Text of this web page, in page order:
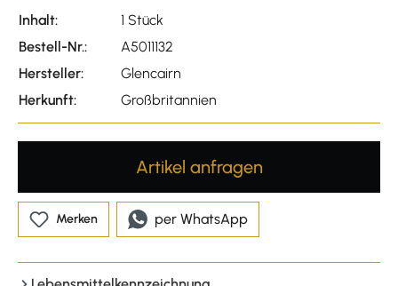
Inhalt:
1 Stück
Bestell-Nr.:
A5011132
Hersteller:
Glencairn
Herkunft:
Großbritannien
Artikel anfragen
Merken per WhatsApp